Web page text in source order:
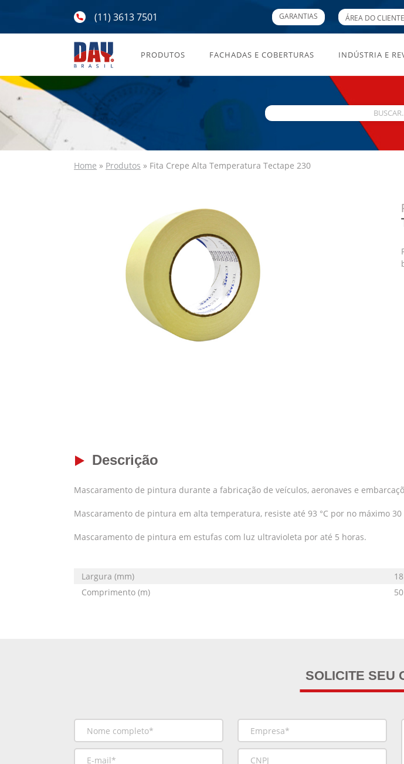
(11) 3613 7501 GARANTIAS ÁREA DO CLIENTE
PRODUTOS FACHADAS E COBERTURAS INDÚSTRIA E
Home » Produtos » Fita Crepe Alta Temperatura Tectape 230
Descrição
Mascaramento de pintura durante a fabricação de veículos, aeronaves e
Mascaramento de pintura em alta temperatura, resiste até 93 °C por no máximo
Mascaramento de pintura em estufas com luz ultravioleta por até 5 horas.
Largura (mm)
Comprimento (m)
50
SOLICITE SEU